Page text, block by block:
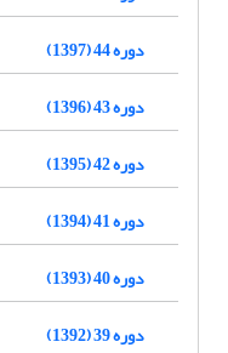
دوره 44 (1397)
دوره 43 (1396)
دوره 42 (1395)
دوره 41 (1394)
دوره 40 (1393)
دوره 39 (1392)